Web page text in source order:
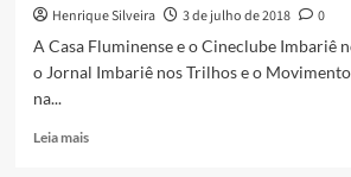
Henrique Silveira 3 de julho de 2018
0
A Casa Fluminense e o Cineclube Imbariê
o Jornal Imbariê nos Trilhos e o
na...
Leia maisRead